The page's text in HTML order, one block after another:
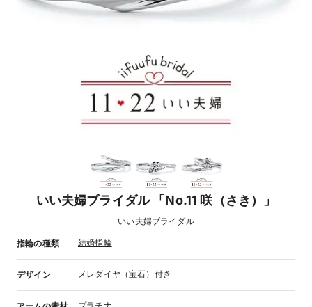
いい夫婦ブライダル 「No.11 咲（さき）」
いい夫婦ブライダル
指輪の種類 結婚指輪
デザイン メレダイヤ（宝石）付き